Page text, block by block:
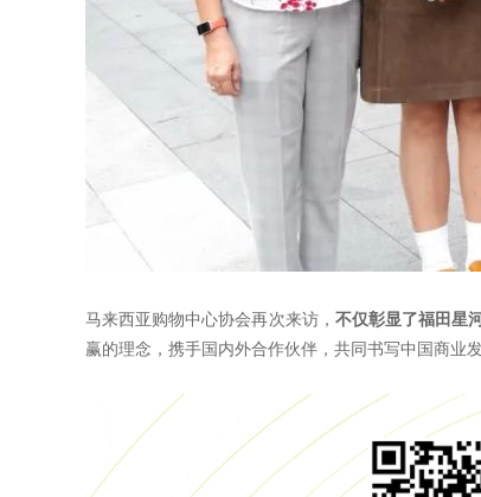
马来西亚购物中心协会再次来访， 不仅彰显了福田星
赢的理念，携手国内外合作伙伴，共同书写中国商业